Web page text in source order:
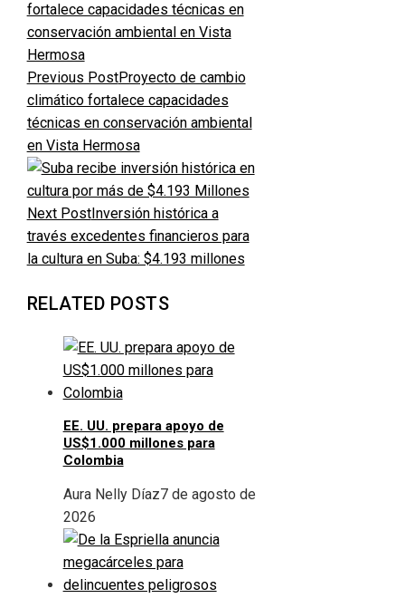
Previous PostProyecto de cambio
climático fortalece capacidades
técnicas en conservación ambiental
en Vista Hermosa
Next PostInversión histórica a
través excedentes financieros para
la cultura en Suba: $4.193 millones
RELATED POSTS
EE. UU. prepara apoyo de
US$1.000 millones para
Colombia
Aura Nelly Díaz7 de agosto de
2026